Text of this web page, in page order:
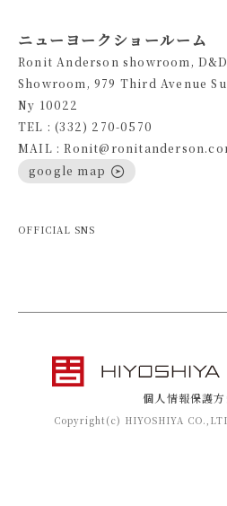
ニューヨークショールーム
Ronit Anderson showroom,
Showroom, 979 Third Avenue
Ny 10022
TEL : (332) 270-0570
MAIL :
google map
OFFICIAL SNS
個人情報保護
Copyright(c) HIYOSHIYA